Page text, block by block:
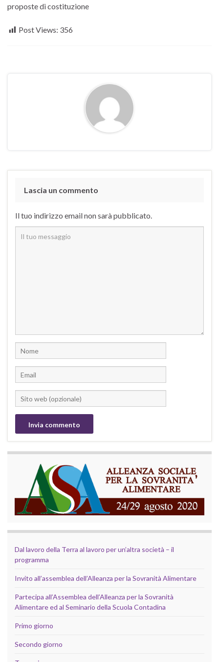
proposte di costituzione
Post Views: 356
Lascia un commento
Il tuo indirizzo email non sarà pubblicato.
Dal lavoro della Terra al lavoro per un’altra società – il
programma
Invito all’assemblea dell’Alleanza per la Sovranità Alimentare
Partecipa all’Assemblea dell’Alleanza per la Sovranità
Alimentare ed al Seminario della Scuola Contadina
Primo giorno
Secondo giorno